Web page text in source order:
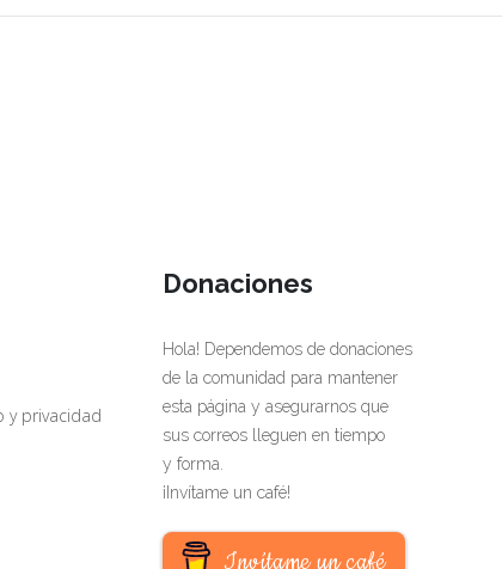
y privacidad
Donaciones
Hola! Dependemos de donaciones
de la comunidad para mantener
esta página y asegurarnos que
sus correos lleguen en tiempo
y forma.
¡Invítame un café!
Invítame un café